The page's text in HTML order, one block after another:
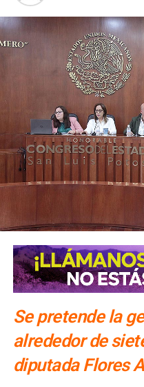
Se pretende la
alrededor de
diputada Flores